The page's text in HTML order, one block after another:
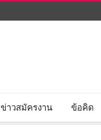
ข่าวสมัครงาน ข้อคิด